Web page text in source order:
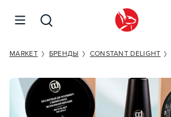
MARKET БРЕНДЫ CONSTANT DELIGHT